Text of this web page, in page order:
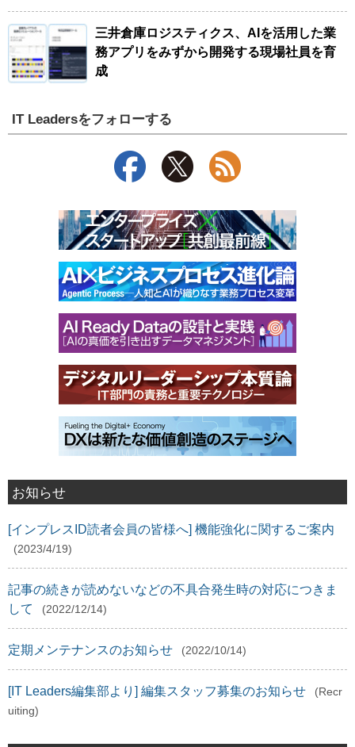
三井倉庫ロジスティクス、AIを活用した業
務アプリをみずから開発する現場社員を育
成
IT Leadersをフォローする
お知らせ
[インプレスID読者会員の皆様へ] 機能強化に関するご案内
(2023/4/19)
記事の続きが読めないなどの不具合発生時の対応につきま
して
(2022/12/14)
定期メンテナンスのお知らせ (2022/10/14)
[IT Leaders編集部より] 編集スタッフ募集のお知らせ
(Recr
uiting)